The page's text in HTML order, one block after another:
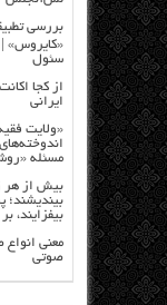
بررسی
«کایروس»
سئول
ایرانی
«ولایت
مسئله
بیش از هر
بیندیشند؛
بیفزایند،
معنی
صوتی